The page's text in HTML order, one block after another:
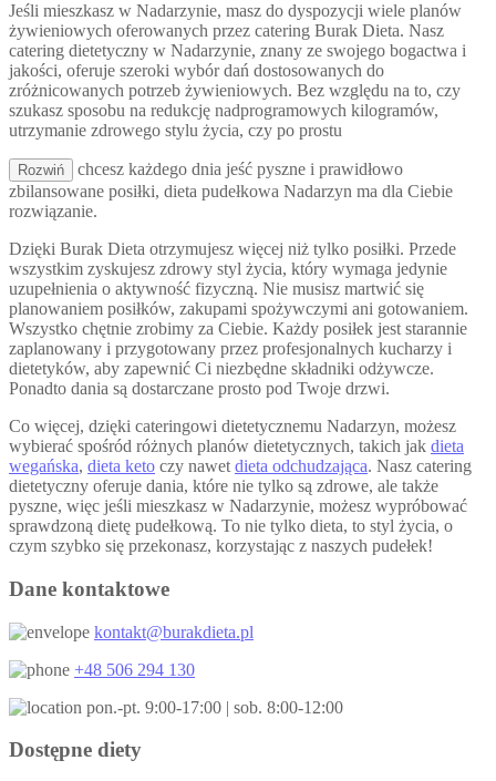
Jeśli mieszkasz w Nadarzynie, masz do dyspozycji wiele planów
żywieniowych oferowanych przez catering Burak Dieta. Nasz
catering dietetyczny w Nadarzynie, znany ze swojego bogactwa i
jakości, oferuje szeroki wybór dań dostosowanych do
zróżnicowanych potrzeb żywieniowych. Bez względu na to, czy
szukasz sposobu na redukcję nadprogramowych kilogramów,
utrzymanie zdrowego stylu życia, czy po prostu
Rozwiń
chcesz każdego dnia jeść pyszne i prawidłowo
zbilansowane posiłki, dieta pudełkowa Nadarzyn ma dla Ciebie
rozwiązanie.
Dzięki Burak Dieta otrzymujesz więcej niż tylko posiłki. Przede
wszystkim zyskujesz zdrowy styl życia, który wymaga jedynie
uzupełnienia o aktywność fizyczną. Nie musisz martwić się
planowaniem posiłków, zakupami spożywczymi ani gotowaniem.
Wszystko chętnie zrobimy za Ciebie. Każdy posiłek jest starannie
zaplanowany i przygotowany przez profesjonalnych kucharzy i
dietetyków, aby zapewnić Ci niezbędne składniki odżywcze.
Ponadto dania są dostarczane prosto pod Twoje drzwi.
Co więcej, dzięki cateringowi dietetycznemu Nadarzyn, możesz
wybierać spośród różnych planów dietetycznych, takich jak dieta
wegańska, dieta keto czy nawet dieta odchudzająca. Nasz catering
dietetyczny oferuje dania, które nie tylko są zdrowe, ale także
pyszne, więc jeśli mieszkasz w Nadarzynie, możesz wypróbować
sprawdzoną dietę pudełkową. To nie tylko dieta, to styl życia, o
czym szybko się przekonasz, korzystając z naszych pudełek!
Dane kontaktowe
kontakt@burakdieta.pl
+48 506 294 130
pon.-pt. 9:00-17:00 | sob. 8:00-12:00
Dostępne diety